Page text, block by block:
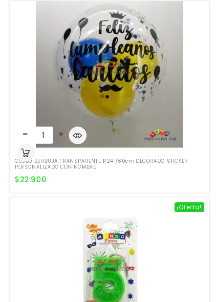
GLOBO BURBUJA TRANSPARENTE R24 /60cm DECORADO STICKER
PERSONALIZADO CON NOMBRE
$22.900
¡Oferta!